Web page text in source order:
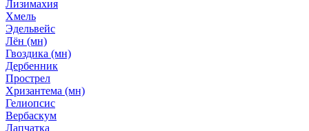
Лизимахия
Хмель
Эдельвейс
Лён (мн)
Гвоздика (мн)
Дербенник
Прострел
Хризантема (мн)
Гелиопсис
Вербаскум
Лапчатка